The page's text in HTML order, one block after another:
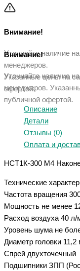
Внимание!
Уточняйте наличие
менеджеров.
Указанные цены на
офертой.
Внимание!
Уточняйте наличие
менеджеров.
публичной офертой.
Описание
Детали
Отзывы (0)
Оплата и
НСТ1К-300 М4
Технические
Частота вращения
Мощность не менее
Расход воздуха 40 л/
Уровень шума не
Диаметр головки 11,2
Спрей двухточечный
Подшипники ЗПП